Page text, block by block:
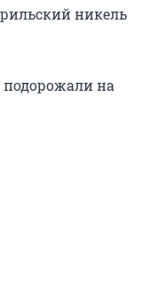
никель
на